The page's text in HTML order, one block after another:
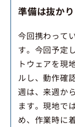
準備は抜か
今回携わって
す。今回予定
トウェアを現
ルし、動作確
週は、来週か
ます。現地で
め、作業時に